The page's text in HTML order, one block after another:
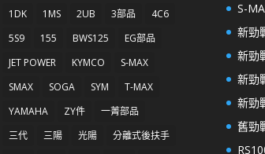
1DK 1MS 2UB 3部品
4C6
5S9
155 BWS125
EG部品
JET POWER
KYMCO
S-MAX
SMAX
SOGA SYM
T-MAX
YAMAHA
ZY件
一菁部品
三代
三陽 光陽
分離式後扶手
S-
新勁
新勁
新勁
新勁
舊勁